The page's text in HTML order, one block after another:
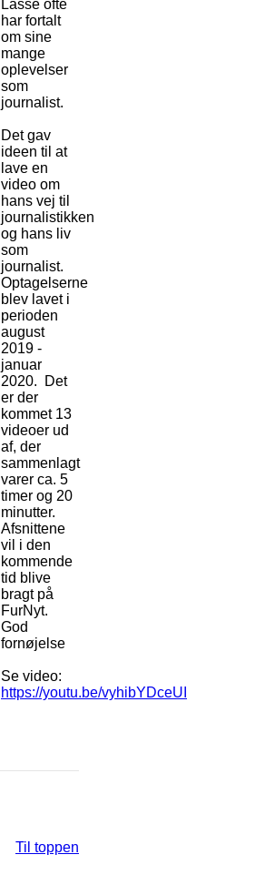
Lasse ofte
har fortalt
om sine
mange
oplevelser
som
journalist.
Det gav
ideen til at
lave en
video om
hans vej til
journalistikken
og hans liv
som
journalist.
Optagelserne
blev lavet i
perioden
august
2019 -
januar
2020. Det
er der
kommet 13
videoer ud
af, der
sammenlagt
varer ca. 5
timer og 20
minutter.
Afsnittene
vil i den
kommende
tid blive
bragt på
FurNyt.
God
fornøjelse
Se video:
https://youtu.be/vyhibYDceUI
Til toppen